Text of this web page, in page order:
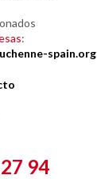
:
spain.org
94